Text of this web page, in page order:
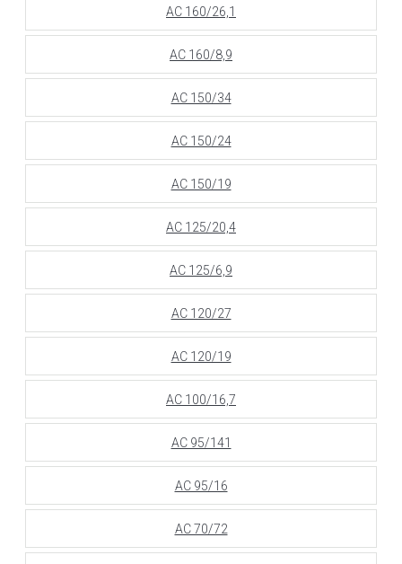
АС 160/26,1
АС 160/8,9
АС 150/34
АС 150/24
АС 150/19
АС 125/20,4
АС 125/6,9
АС 120/27
АС 120/19
АС 100/16,7
АС 95/141
АС 95/16
АС 70/72